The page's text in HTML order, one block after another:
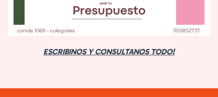
ESCRIBINOS Y CONSULTANOS TODO!